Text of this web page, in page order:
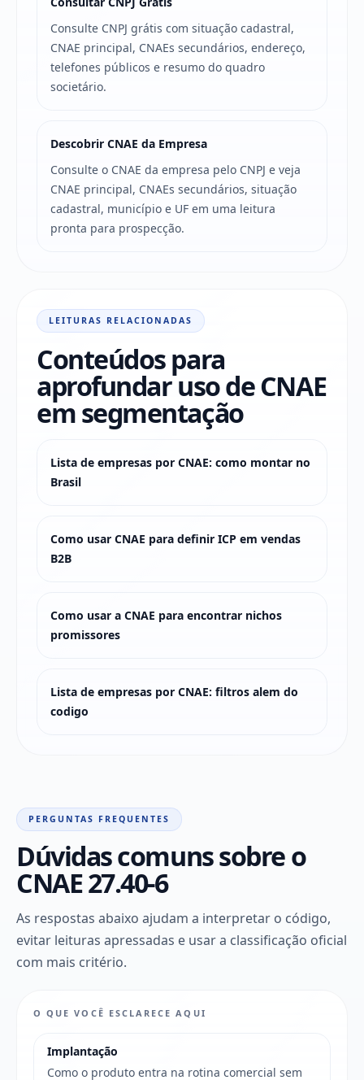
Consulte CNPJ grátis com situação cadastral,
CNAE principal, CNAEs secundários, endereço,
telefones públicos e resumo do quadro
societário.
Descobrir CNAE da Empresa
Consulte o CNAE da empresa pelo CNPJ e veja
CNAE principal, CNAEs secundários, situação
cadastral, município e UF em uma leitura
pronta para prospecção.
LEITURAS RELACIONADAS
Conteúdos para
aprofundar uso de CNAE
em segmentação
Lista de empresas por CNAE: como montar no
Brasil
Como usar CNAE para definir ICP em vendas
B2B
Como usar a CNAE para encontrar nichos
promissores
Lista de empresas por CNAE: filtros alem do
codigo
PERGUNTAS FREQUENTES
Dúvidas comuns sobre o
CNAE 27.40-6
As respostas abaixo ajudam a interpretar o código,
evitar leituras apressadas e usar a classificação oficial
com mais critério.
O QUE VOCÊ ESCLARECE AQUI
Implantação
Como o produto entra na rotina comercial sem